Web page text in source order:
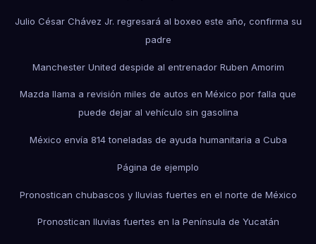
Julio César Chávez Jr. regresará al boxeo este año, confirma su
padre
Manchester United despide al entrenador Ruben Amorim
Mazda llama a revisión miles de autos en México por falla que
puede dejar al vehículo sin gasolina
México envía 814 toneladas de ayuda humanitaria a Cuba
Página de ejemplo
Pronostican chubascos y lluvias fuertes en el norte de México
Pronostican lluvias fuertes en la Península de Yucatán